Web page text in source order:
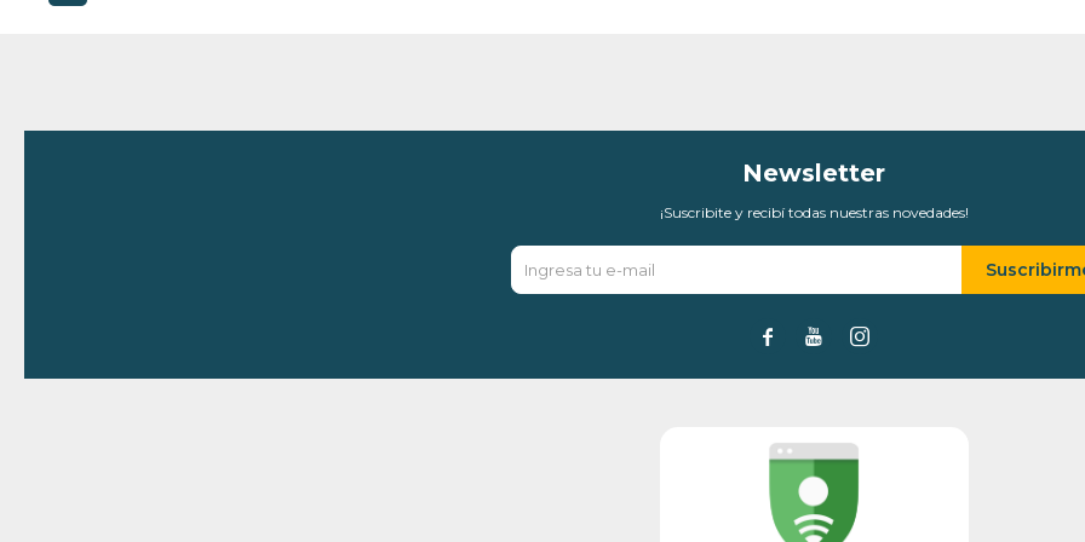
Newsletter
¡Suscribite y recibí todas nuestras novedades!
  